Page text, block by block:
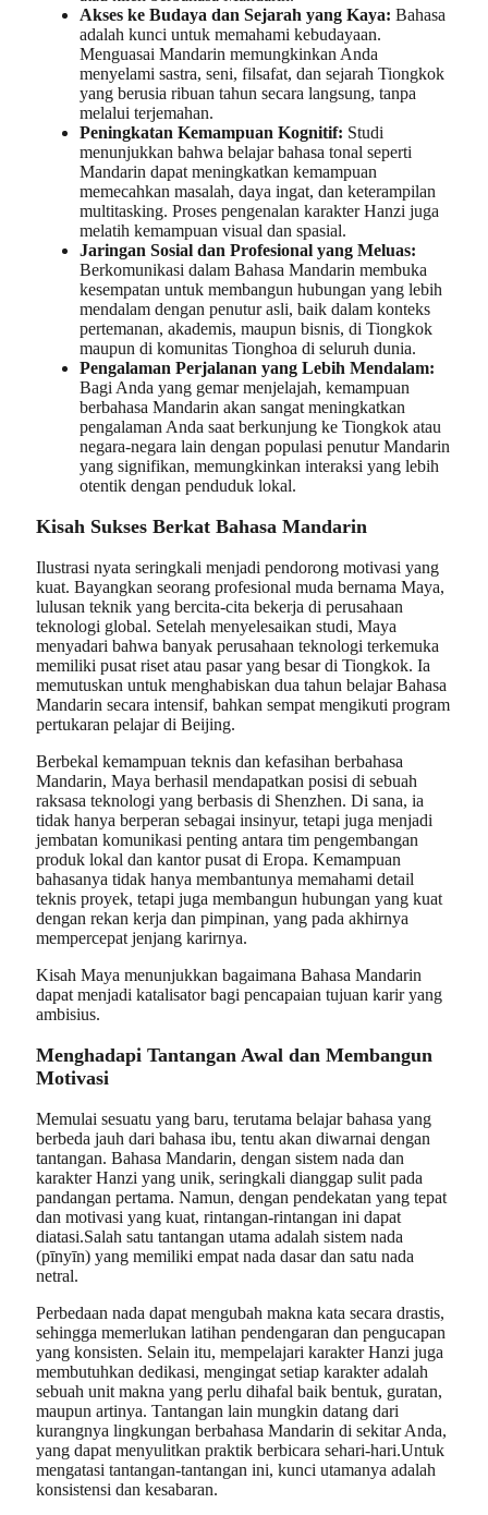
Akses ke Budaya dan Sejarah yang Kaya: Bahasa
adalah kunci untuk memahami kebudayaan.
Menguasai Mandarin memungkinkan Anda
menyelami sastra, seni, filsafat, dan sejarah Tiongkok
yang berusia ribuan tahun secara langsung, tanpa
melalui terjemahan.
Peningkatan Kemampuan Kognitif: Studi
menunjukkan bahwa belajar bahasa tonal seperti
Mandarin dapat meningkatkan kemampuan
memecahkan masalah, daya ingat, dan keterampilan
multitasking. Proses pengenalan karakter Hanzi juga
melatih kemampuan visual dan spasial.
Jaringan Sosial dan Profesional yang Meluas:
Berkomunikasi dalam Bahasa Mandarin membuka
kesempatan untuk membangun hubungan yang lebih
mendalam dengan penutur asli, baik dalam konteks
pertemanan, akademis, maupun bisnis, di Tiongkok
maupun di komunitas Tionghoa di seluruh dunia.
Pengalaman Perjalanan yang Lebih Mendalam:
Bagi Anda yang gemar menjelajah, kemampuan
berbahasa Mandarin akan sangat meningkatkan
pengalaman Anda saat berkunjung ke Tiongkok atau
negara-negara lain dengan populasi penutur Mandarin
yang signifikan, memungkinkan interaksi yang lebih
otentik dengan penduduk lokal.
Kisah Sukses Berkat Bahasa Mandarin
Ilustrasi nyata seringkali menjadi pendorong motivasi yang
kuat. Bayangkan seorang profesional muda bernama Maya,
lulusan teknik yang bercita-cita bekerja di perusahaan
teknologi global. Setelah menyelesaikan studi, Maya
menyadari bahwa banyak perusahaan teknologi terkemuka
memiliki pusat riset atau pasar yang besar di Tiongkok. Ia
memutuskan untuk menghabiskan dua tahun belajar Bahasa
Mandarin secara intensif, bahkan sempat mengikuti program
pertukaran pelajar di Beijing.
Berbekal kemampuan teknis dan kefasihan berbahasa
Mandarin, Maya berhasil mendapatkan posisi di sebuah
raksasa teknologi yang berbasis di Shenzhen. Di sana, ia
tidak hanya berperan sebagai insinyur, tetapi juga menjadi
jembatan komunikasi penting antara tim pengembangan
produk lokal dan kantor pusat di Eropa. Kemampuan
bahasanya tidak hanya membantunya memahami detail
teknis proyek, tetapi juga membangun hubungan yang kuat
dengan rekan kerja dan pimpinan, yang pada akhirnya
mempercepat jenjang karirnya.
Kisah Maya menunjukkan bagaimana Bahasa Mandarin
dapat menjadi katalisator bagi pencapaian tujuan karir yang
ambisius.
Menghadapi Tantangan Awal dan Membangun
Motivasi
Memulai sesuatu yang baru, terutama belajar bahasa yang
berbeda jauh dari bahasa ibu, tentu akan diwarnai dengan
tantangan. Bahasa Mandarin, dengan sistem nada dan
karakter Hanzi yang unik, seringkali dianggap sulit pada
pandangan pertama. Namun, dengan pendekatan yang tepat
dan motivasi yang kuat, rintangan-rintangan ini dapat
diatasi.Salah satu tantangan utama adalah sistem nada
(pīnyīn) yang memiliki empat nada dasar dan satu nada
netral.
Perbedaan nada dapat mengubah makna kata secara drastis,
sehingga memerlukan latihan pendengaran dan pengucapan
yang konsisten. Selain itu, mempelajari karakter Hanzi juga
membutuhkan dedikasi, mengingat setiap karakter adalah
sebuah unit makna yang perlu dihafal baik bentuk, guratan,
maupun artinya. Tantangan lain mungkin datang dari
kurangnya lingkungan berbahasa Mandarin di sekitar Anda,
yang dapat menyulitkan praktik berbicara sehari-hari.Untuk
mengatasi tantangan-tantangan ini, kunci utamanya adalah
konsistensi dan kesabaran.